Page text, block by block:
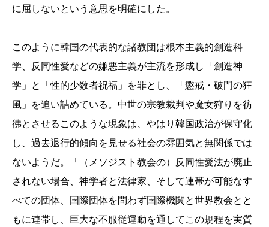
に屈しないという意思を明確にした。
このように韓国の代表的な諸教団は根本主義的創造科
学、反同性愛などの嫌悪主義が主流を形成し「創造神
学」と「性的少数者祝福」を罪とし、「懲戒・破門の狂
風」を追い詰めている。中世の宗教裁判や魔女狩りを彷
彿とさせるこのような現象は、やはり韓国政治が保守化
し、過去退行的傾向を見せる社会の雰囲気と無関係では
ないようだ。「（メソジスト教会の）反同性愛法が廃止
されない場合、神学者と法律家、そして連帯が可能なす
べての団体、国際団体を問わず国際機関と世界教会とと
もに連帯し、巨大な不服従運動を通してこの規程を実質